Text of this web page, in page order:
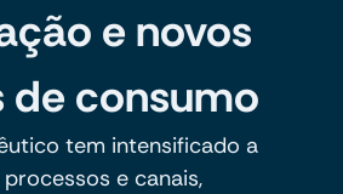
e novos
de consumo
tem intensificado a
e canais,